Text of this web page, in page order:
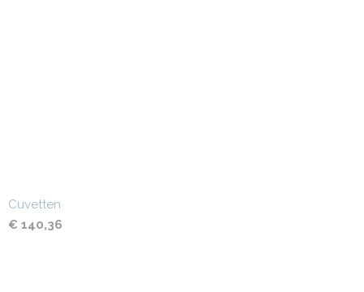
Cuvetten
€ 140,36